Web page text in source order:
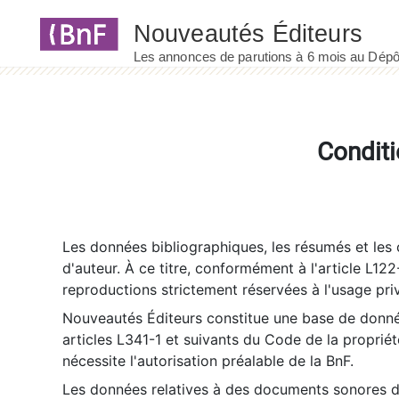
Les données bibliographiques, les résumés et
d'auteur. À ce titre, conformément à l'article
reproductions strictement réservées à l'usage
Nouveautés Éditeurs constitue une base de
articles L341-1 et suivants du Code de la
nécessite l'autorisation préalable de la BnF.
Les données relatives à des documents sonores